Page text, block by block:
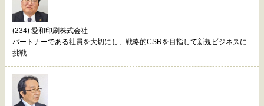
(234) 愛和印刷株式会社
パートナーである社員を大切にし、戦略的CSRを目指して新規ビジネスに
挑戦